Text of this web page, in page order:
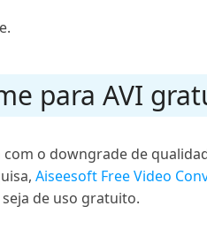
para AVI
o downgrade de
Aiseesoft Free Video
de uso gratuito.